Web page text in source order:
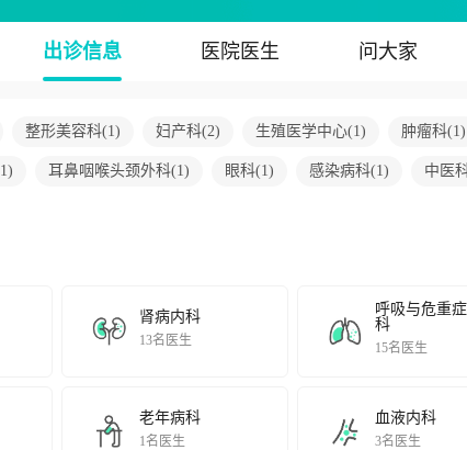
出诊信息 医院医生 问大家
整形美容科(1) 妇产科(2) 生殖医学中心(1) 肿瘤科(1)
1) 耳鼻咽喉头颈外科(1) 眼科(1) 感染病科(1) 中医
肾病内科
13名医生
呼吸与危重
科
15名医生
老年病科
1名医生
血液内科
3名医生